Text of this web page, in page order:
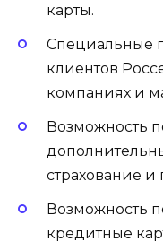
карты.
Специальные
клиентов
компаниях и
Возможность
страхование и
Возможность
кредитные